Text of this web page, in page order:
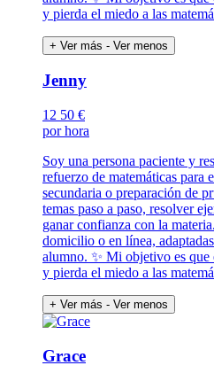
y pierda el miedo a las
+ Ver más - Ver menos
Jenny
12 50 €
por hora
Soy una persona paciente y
refuerzo de matemáticas para
secundaria o preparación de
temas paso a paso, resolver
ganar confianza con la
domicilio o en línea,
alumno. ✨ Mi objetivo es que
y pierda el miedo a las
+ Ver más - Ver menos
Grace